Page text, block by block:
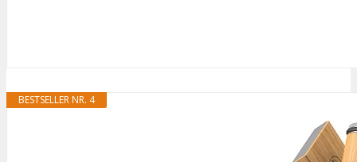
BESTSELLER NR. 4